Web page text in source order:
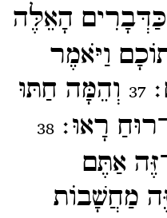
הָאֵלֶּה
וַיֹּאמֶר
37 וְהֵמָּה חַתּוּ
רָאוּ׃38
אַתֶּם
מַחֲשָׁבוֹת